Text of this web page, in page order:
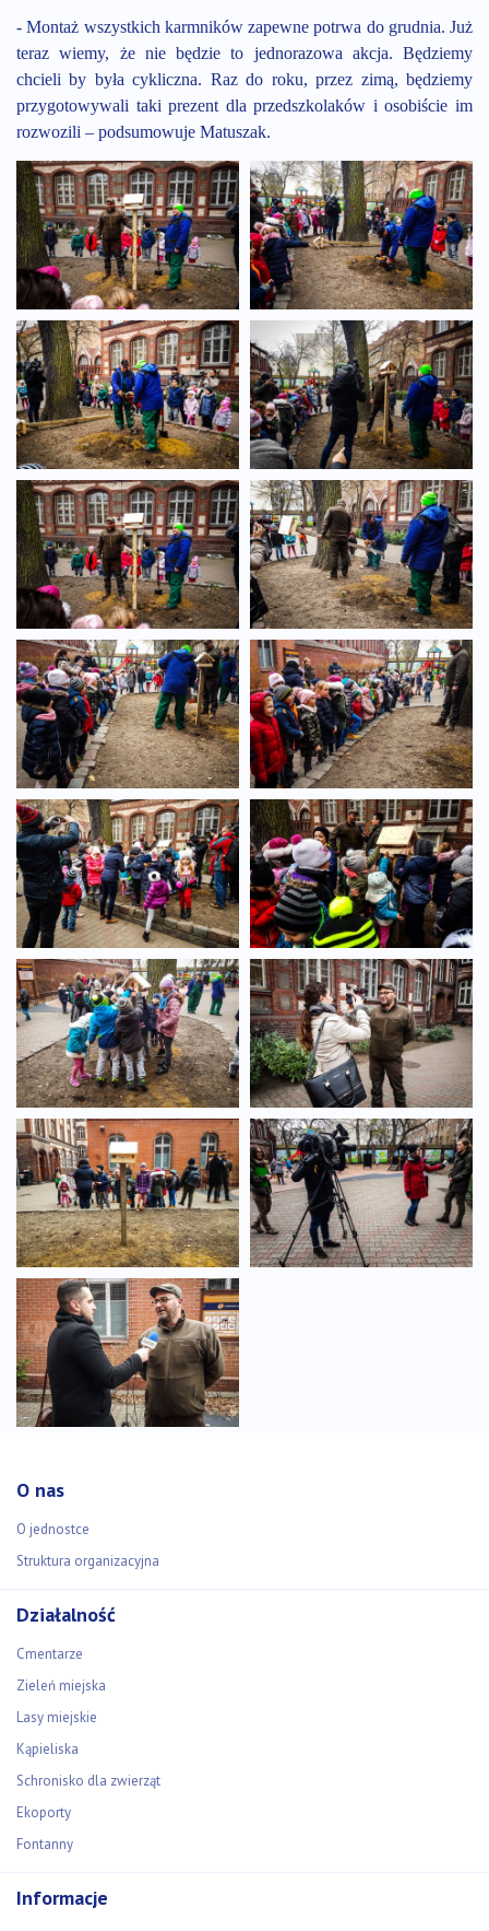
- Montaż wszystkich karmników zapewne potrwa do grudnia. Już
teraz wiemy, że nie będzie to jednorazowa akcja. Będziemy
chcieli by była cykliczna. Raz do roku, przez zimą, będziemy
przygotowywali taki prezent dla przedszkolaków i osobiście im
rozwozili – podsumowuje Matuszak.
O nas
O jednostce
Struktura organizacyjna
Działalność
Cmentarze
Zieleń miejska
Lasy miejskie
Kąpieliska
Schronisko dla zwierząt
Ekoporty
Fontanny
Informacje